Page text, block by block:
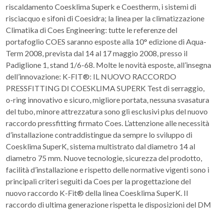
riscaldamento Coesklima Superk e Coestherm, i sistemi di
risciacquo e sifoni di Coesidra; la linea per la climatizzazione
Climatika di Coes Engineering: tutte le referenze del
portafoglio COES saranno esposte alla 10° edizione di Aqua-
Term 2008, prevista dal 14 al 17 maggio 2008, presso il
Padiglione 1, stand 1/6-68. Molte le novità esposte, all’insegna
dell’innovazione: K-FIT®: IL NUOVO RACCORDO
PRESSFITTING DI COESKLIMA SUPERK Test di serraggio,
o-ring innovativo e sicuro, migliore portata, nessuna svasatura
del tubo, minore attrezzatura sono gli esclusivi plus del nuovo
raccordo pressfitting firmato Coes. L’attenzione alle necessità
d’installazione contraddistingue da sempre lo sviluppo di
Coesklima SuperK, sistema multistrato dal diametro 14 al
diametro 75 mm. Nuove tecnologie, sicurezza del prodotto,
facilità d’installazione e rispetto delle normative vigenti sono i
principali criteri seguiti da Coes per la progettazione del
nuovo raccordo K-Fit® della linea Coesklima SuperK. Il
raccordo di ultima generazione rispetta le disposizioni del DM